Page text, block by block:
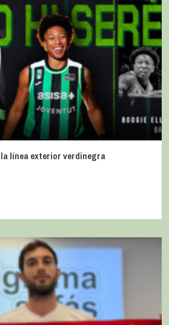
línea exterior verdinegra